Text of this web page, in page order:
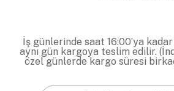
İş günlerinde saat 16:00’ya
aynı gün kargoya teslim edilir.
özel günlerde kargo süresi